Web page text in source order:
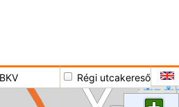
BKV Régi utcakereső